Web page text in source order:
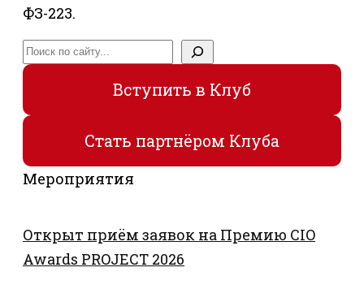
ФЗ-223.
Поиск
Вступить в Клуб
Стать партнёром Клуба
Мероприятия
Открыт приём заявок на Премию CIO
Awards PROJECT 2026